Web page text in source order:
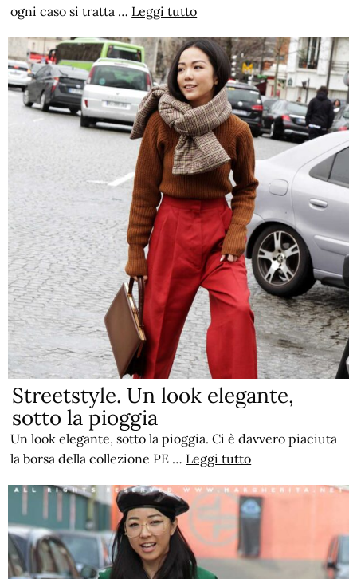
ogni caso si tratta … Leggi tutto
Streetstyle. Un look elegante,
sotto la pioggia
Un look elegante, sotto la pioggia. Ci è davvero piaciuta
la borsa della collezione PE … Leggi tutto